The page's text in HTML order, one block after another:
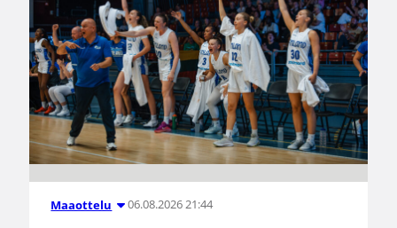
Maaottelu 06.08.2026 21:44